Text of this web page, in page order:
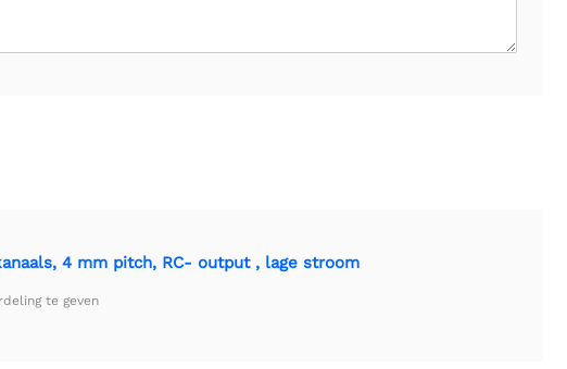
4 mm pitch, RC- output , lage stroom
te geven